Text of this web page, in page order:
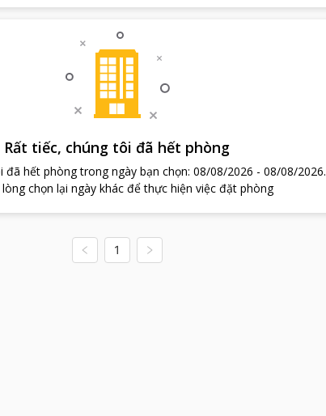
Rất tiếc, chúng tôi đã hết phòng
đã hết phòng trong ngày bạn chọn: 08/08/2026 - 08/08/2026.
lòng chọn lại ngày khác để thực hiện việc đặt phòng
1